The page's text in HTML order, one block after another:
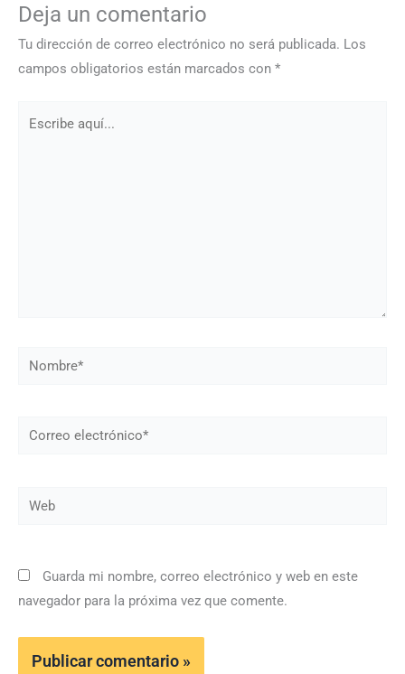
Deja un comentario
Tu dirección de correo electrónico no será publicada. Los
campos obligatorios están marcados con *
Nombre*
Correo
Web
Guarda mi nombre, correo electrónico y web en este
navegador para la próxima vez que comente.